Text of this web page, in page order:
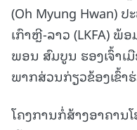
(Oh Myung Hwan)
ເກົາຫຼີ-ລາວ (LKFA) ພ້
ພອນ ສົມບູນ ຮອງເຈົ້າເ
ພາກສ່ວນກ່ຽວຂ້ອງເຂົ້າ
ໂຄງການກໍ່ສ້າງອາຄານ